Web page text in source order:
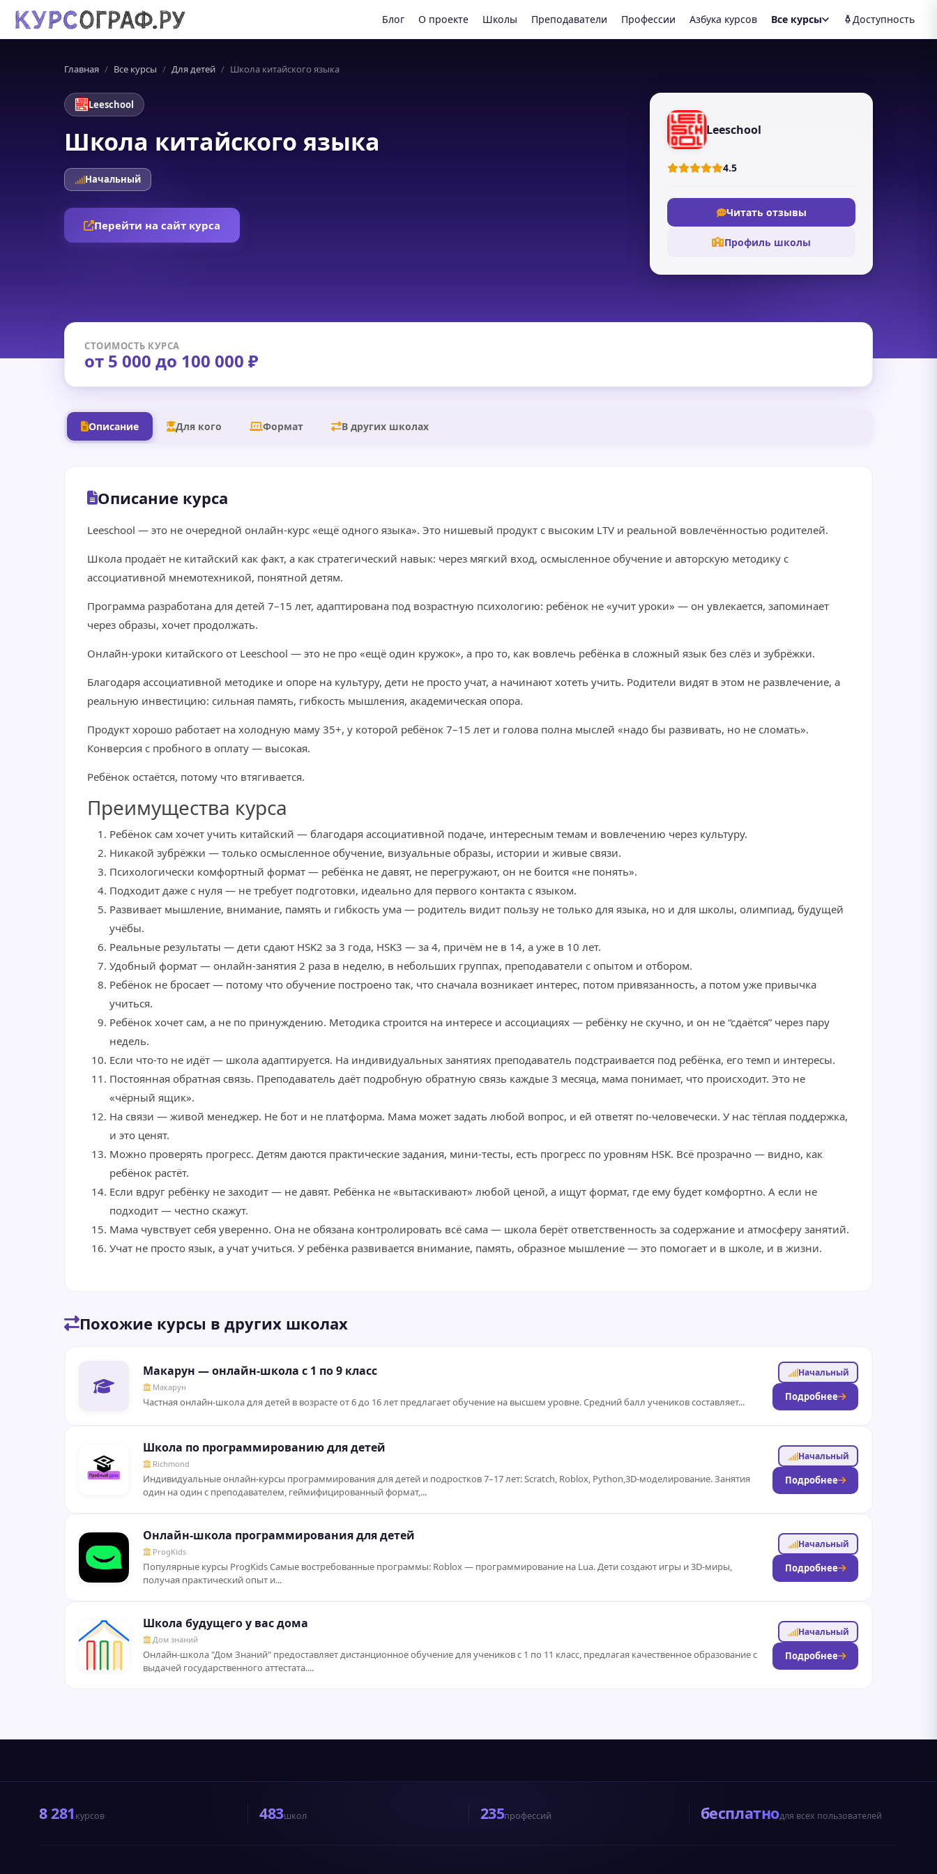
Блог О проекте Школы Преподаватели Профессии Азбука курсов Все курсы Доступность
Главная Все курсы Для детей Школа китайского языка
Leeschool
Школа китайского языка
Начальный
Перейти на сайт курса
Leeschool
4.5
Читать отзывы
Профиль школы
СТОИМОСТЬ КУРСА
от 5 000 до 100 000 ₽
Описание Для кого Формат В других школах
Описание курса
Leeschool — это не очередной онлайн-курс «ещё одного языка». Это нишевый продукт с высоким LTV и реальной вовлечённостью родителей.
Школа продаёт не китайский как факт, а как стратегический навык: через мягкий вход, осмысленное обучение и авторскую методику с
ассоциативной мнемотехникой, понятной детям.
Программа разработана для детей 7–15 лет, адаптирована под возрастную психологию: ребёнок не «учит уроки» — он увлекается, запоминает
через образы, хочет продолжать.
Онлайн-уроки китайского от Leeschool — это не про «ещё один кружок», а про то, как вовлечь ребёнка в сложный язык без слёз и зубрёжки.
Благодаря ассоциативной методике и опоре на культуру, дети не просто учат, а начинают хотеть учить. Родители видят в этом не развлечение, а
реальную инвестицию: сильная память, гибкость мышления, академическая опора.
Продукт хорошо работает на холодную маму 35+, у которой ребёнок 7–15 лет и голова полна мыслей «надо бы развивать, но не сломать».
Конверсия с пробного в оплату — высокая.
Ребёнок остаётся, потому что втягивается.
Преимущества курса
Ребёнок сам хочет учить китайский — благодаря ассоциативной подаче, интересным темам и вовлечению через культуру.
Никакой зубрёжки — только осмысленное обучение, визуальные образы, истории и живые связи.
Психологически комфортный формат — ребёнка не давят, не перегружают, он не боится «не понять».
Подходит даже с нуля — не требует подготовки, идеально для первого контакта с языком.
Развивает мышление, внимание, память и гибкость ума — родитель видит пользу не только для языка, но и для школы, олимпиад, будущей
учёбы.
Реальные результаты — дети сдают HSK2 за 3 года, HSK3 — за 4, причём не в 14, а уже в 10 лет.
Удобный формат — онлайн-занятия 2 раза в неделю, в небольших группах, преподаватели с опытом и отбором.
Ребёнок не бросает — потому что обучение построено так, что сначала возникает интерес, потом привязанность, а потом уже привычка
учиться.
Ребёнок хочет сам, а не по принуждению. Методика строится на интересе и ассоциациях — ребёнку не скучно, и он не “сдаётся” через пару
недель.
Если что-то не идёт — школа адаптируется. На индивидуальных занятиях преподаватель подстраивается под ребёнка, его темп и интересы.
Постоянная обратная связь. Преподаватель даёт подробную обратную связь каждые 3 месяца, мама понимает, что происходит. Это не
«чёрный ящик».
На связи — живой менеджер. Не бот и не платформа. Мама может задать любой вопрос, и ей ответят по-человечески. У нас тёплая поддержка,
и это ценят.
Можно проверять прогресс. Детям даются практические задания, мини-тесты, есть прогресс по уровням HSK. Всё прозрачно — видно, как
ребёнок растёт.
Если вдруг ребёнку не заходит — не давят. Ребёнка не «вытаскивают» любой ценой, а ищут формат, где ему будет комфортно. А если не
подходит — честно скажут.
Мама чувствует себя уверенно. Она не обязана контролировать всё сама — школа берёт ответственность за содержание и атмосферу занятий.
Учат не просто язык, а учат учиться. У ребёнка развивается внимание, память, образное мышление — это помогает и в школе, и в жизни.
Похожие курсы в других школах
Макарун — онлайн-школа с 1 по 9 класс
Макарун
Частная онлайн-школа для детей в возрасте от 6 до 16 лет предлагает обучение на высшем уровне. Средний балл учеников составляет...
Начальный
Подробнее
Школа по программированию для детей
Richmond
Индивидуальные онлайн-курсы программирования для детей и подростков 7–17 лет: Scratch, Roblox, Python,3D-моделирование. Занятия
один на один с преподавателем, геймифицированный формат,...
Начальный
Подробнее
Онлайн-школа программирования для детей
ProgKids
Популярные курсы ProgKids Самые востребованные программы: Roblox — программирование на Lua. Дети создают игры и 3D-миры,
получая практический опыт и...
Начальный
Подробнее
Школа будущего у вас дома
Дом знаний
Онлайн-школа "Дом Знаний" предоставляет дистанционное обучение для учеников с 1 по 11 класс, предлагая качественное образование с
выдачей государственного аттестата....
Начальный
Подробнее
8 281 курсов 483школ 235профессий бесплатнодля всех пользователей